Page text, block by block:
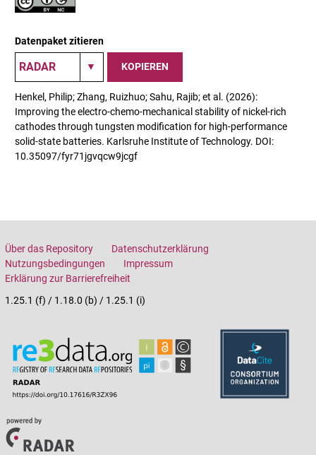
Datenpaket zitieren
KOPIEREN
Henkel, Philip; Zhang, Ruizhuo; Sahu, Rajib; et al. (2026):
Improving the electro-chemo-mechanical stability of nickel-rich
cathodes through tungsten modification for high-performance
solid-state batteries. Karlsruhe Institute of Technology. DOI:
10.35097/fyr71jgvqcw9jcgf
Über das Repository
Datenschutzerklärung
Nutzungsbedingungen
Impressum
Erklärung zur Barrierefreiheit
1.25.1 (f) / 1.18.0 (b) / 1.25.1 (i)